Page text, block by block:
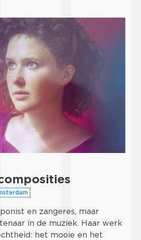
en zangeres, maar
in de muziek. Haar werk
het mooie en het